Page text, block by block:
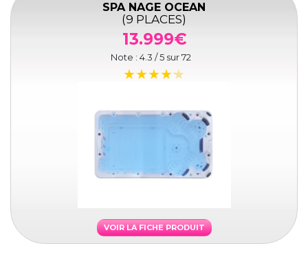
SPA NAGE OCEAN
(9 PLACES)
13.999€
Note : 4.3 / 5 sur72
VOIR LA FICHE PRODUIT